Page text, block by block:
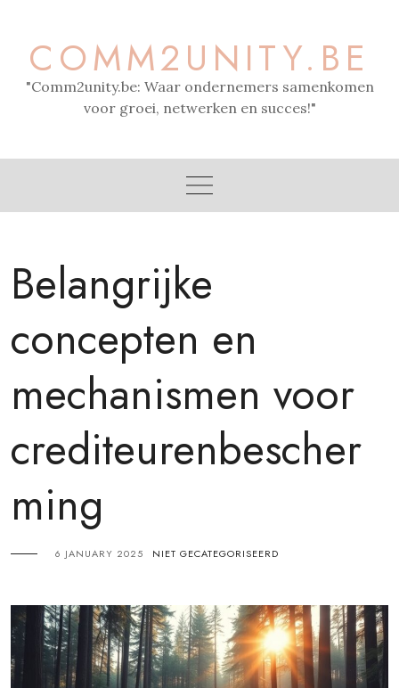
contentCOMM2UNITY.BE
"Comm2unity.be: Waar ondernemers samenkomen
voor groei, netwerken en succes!"
Belangrijke
concepten en
mechanismen voor
crediteurenbescher
ming
6 JANUARY 2025 NIET GECATEGORISEERD